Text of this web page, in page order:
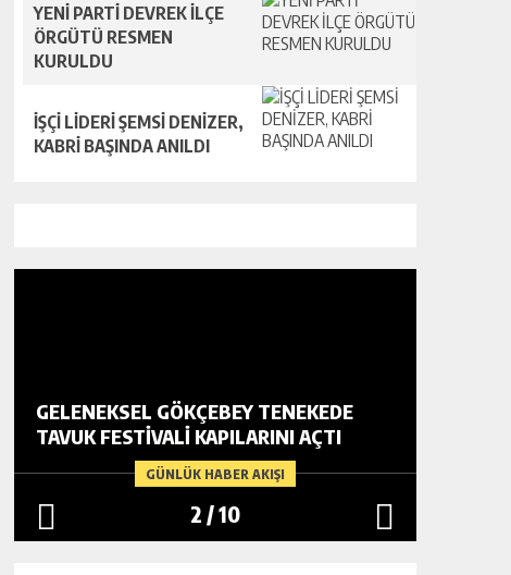
YENİ PARTİ DEVREK İLÇE
ÖRGÜTÜ RESMEN
KURULDU
İŞÇİ LİDERİ ŞEMSİ DENİZER,
KABRİ BAŞINDA ANILDI
GÜNLÜK HABER AKIŞI
GELENEKSEL GÖKÇEBEY TENEKEDE
TAVUK FESTIVALI KAPILARINI AÇTI
2 /10